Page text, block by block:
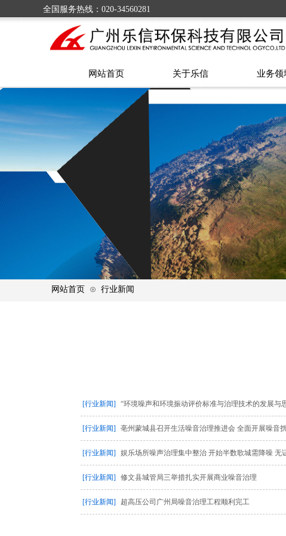
全国服务热线：020-34560281
网站首页 关于乐信 业务领
网站首页 ⊙ 行业新闻
[行业新闻] “环境噪声和环境振动评价标准与治理技术的发展与
[行业新闻] 亳州蒙城县召开生活噪音治理推进会 全面开展噪音
[行业新闻] 娱乐场所噪声治理集中整治 开始半数歌城需降噪 无
[行业新闻] 修文县城管局三举措扎实开展商业噪音治理
[行业新闻] 超高压公司广州局噪音治理工程顺利完工